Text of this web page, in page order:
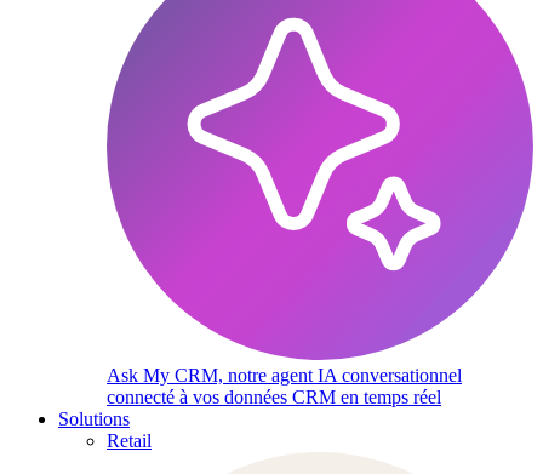
Ask My CRM, notre agent IA conversationnel
connecté à vos données CRM en temps réel
Solutions
Retail